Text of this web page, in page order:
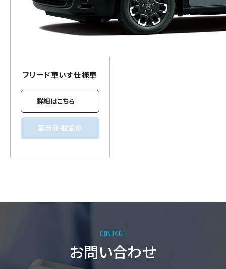
フリード車いす仕様車
詳細はこちら
展示車・試乗車
お問い合わせ